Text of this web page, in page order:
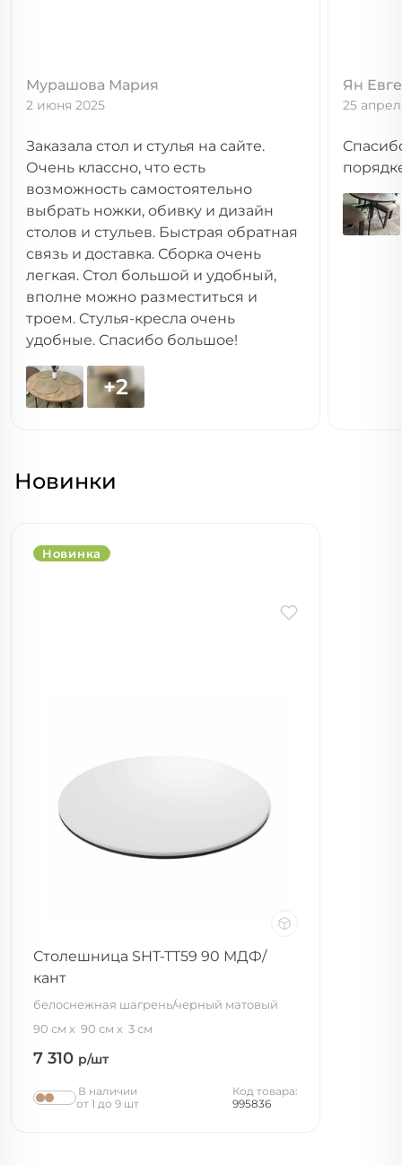
Мурашова Мария
2 июня 2025
Заказала стол и стулья на сайте.
Очень классно, что есть
возможность самостоятельно
выбрать ножки, обивку и дизайн
столов и стульев. Быстрая обратная
связь и доставка. Сборка очень
легкая. Стол большой и удобный,
вполне можно разместиться и
троем. Стулья-кресла очень
удобные. Спасибо большое!
+2
Ян
25
Новинки
Новинка
Столешница SHT-TT59 90 МДФ/
кант
белоснежная шагрень/черный матовый
90 см
90 см 3 см
7 310 р/шт
В наличии
от 1 до 9 шт
Код товара:
995836